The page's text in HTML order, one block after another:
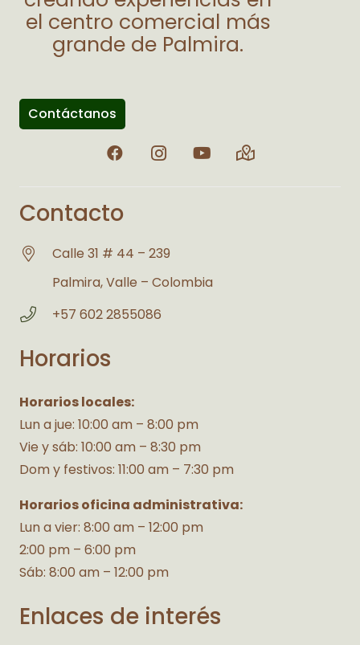
el centro comercial más
grande de Palmira.
Contáctanos
Contacto
Calle 31 # 44 – 239
Palmira, Valle – Colombia
+57 602 2855086
Horarios
Horarios locales:
Lun a jue: 10:00 am – 8:00 pm
Vie y sáb: 10:00 am – 8:30 pm
Dom y festivos: 11:00 am – 7:30 pm
Horarios oficina administrativa:
Lun a vier: 8:00 am – 12:00 pm
2:00 pm – 6:00 pm
Sáb: 8:00 am – 12:00 pm
Enlaces de interés